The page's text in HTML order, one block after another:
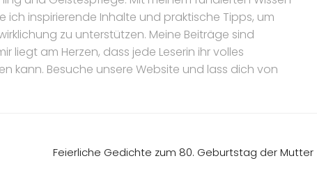
ich inspirierende Inhalte und praktische Tipps, um
zu unterstützen. Meine Beiträge sind
liegt am Herzen, dass jede Leserin ihr volles
kann. Besuche unsere Website und lass dich von
Feierliche Gedichte zum 80. Geburtstag der Mutter